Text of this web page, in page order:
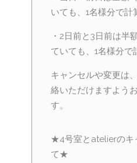
いても、1名様分で計
・2日前と3日前は半
ていても、1名様分で
キャンセルや変更は
絡いただけますよう
す。
★4号室とatelierのキ
て★